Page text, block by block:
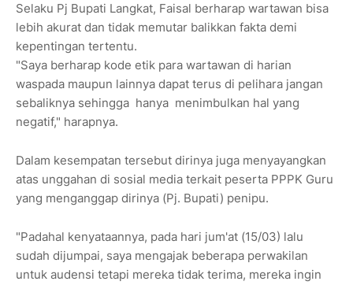
Selaku Pj Bupati Langkat, Faisal berharap wartawan bisa
lebih akurat dan tidak memutar balikkan fakta demi
kepentingan tertentu.
"Saya berharap kode etik para wartawan di harian
waspada maupun lainnya dapat terus di pelihara jangan
sebaliknya sehingga hanya menimbulkan hal yang
negatif," harapnya.
Dalam kesempatan tersebut dirinya juga menyayangkan
atas unggahan di sosial media terkait peserta PPPK Guru
yang menganggap dirinya (Pj. Bupati) penipu.
"Padahal kenyataannya, pada hari jum'at (15/03) lalu
sudah dijumpai, saya mengajak beberapa perwakilan
untuk audensi tetapi mereka tidak terima, mereka ingin